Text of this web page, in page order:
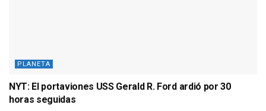
PLANETA
NYT: El portaviones USS Gerald R. Ford ardió por 30
horas seguidas